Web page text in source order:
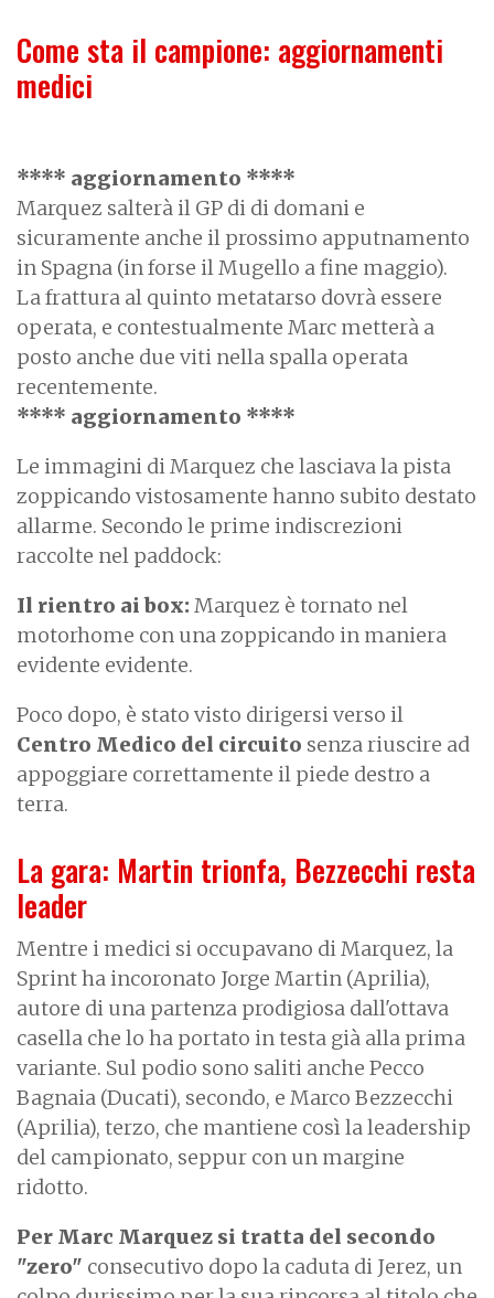
Come sta il campione: aggiornamenti
medici
**** aggiornamento ****
Marquez salterà il GP di di domani e
sicuramente anche il prossimo apputnamento
in Spagna (in forse il Mugello a fine maggio).
La frattura al quinto metatarso dovrà essere
operata, e contestualmente Marc metterà a
posto anche due viti nella spalla operata
recentemente.
**** aggiornamento ****
Le immagini di Marquez che lasciava la pista
zoppicando vistosamente hanno subito destato
allarme. Secondo le prime indiscrezioni
raccolte nel paddock:
Il rientro ai box: Marquez è tornato nel
motorhome con una zoppicando in maniera
evidente evidente.
Poco dopo, è stato visto dirigersi verso il
Centro Medico del circuito senza riuscire ad
appoggiare correttamente il piede destro a
terra.
La gara: Martin trionfa, Bezzecchi resta
leader
Mentre i medici si occupavano di Marquez, la
Sprint ha incoronato Jorge Martin (Aprilia),
autore di una partenza prodigiosa dall'ottava
casella che lo ha portato in testa già alla prima
variante. Sul podio sono saliti anche Pecco
Bagnaia (Ducati), secondo, e Marco Bezzecchi
(Aprilia), terzo, che mantiene così la leadership
del campionato, seppur con un margine
ridotto.
Per Marc Marquez si tratta del secondo
"zero" consecutivo dopo la caduta di Jerez, un